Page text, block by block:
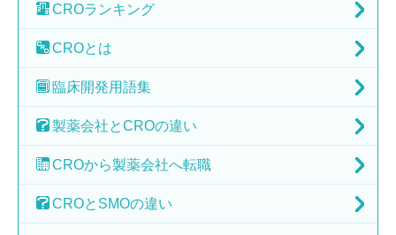
CROランキング
CROとは
臨床開発用語集
製薬会社とCROの違い
CROから製薬会社へ転職
CROとSMOの違い